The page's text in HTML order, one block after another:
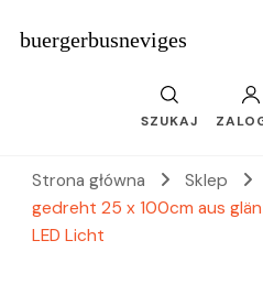
buergerbusneviges
SZUKAJ
Strona główna Sklep
gedreht 25 x 100cm aus
LED Licht